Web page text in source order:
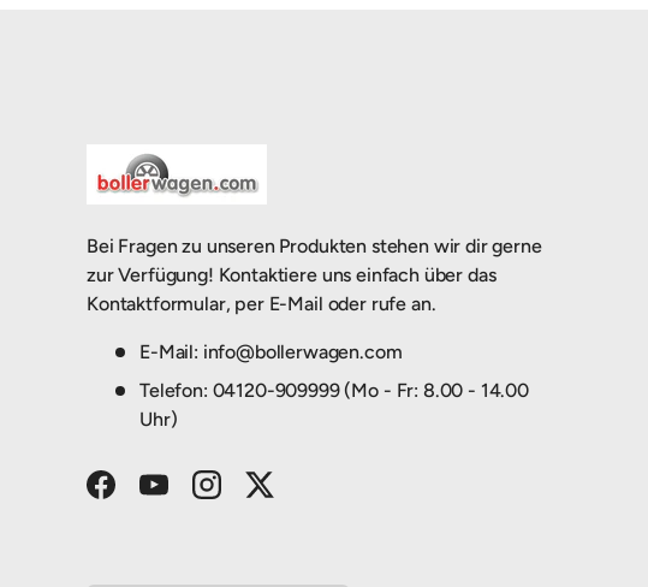
Bei Fragen zu unseren Produkten stehen wir dir gerne
zur Verfügung! Kontaktiere uns einfach über das
Kontaktformular, per E-Mail oder rufe an.
E-Mail: info@bollerwagen.com
Telefon: 04120-909999 (Mo - Fr: 8.00 - 14.00
Uhr)
FacebookYouTubeInstagramTwitter